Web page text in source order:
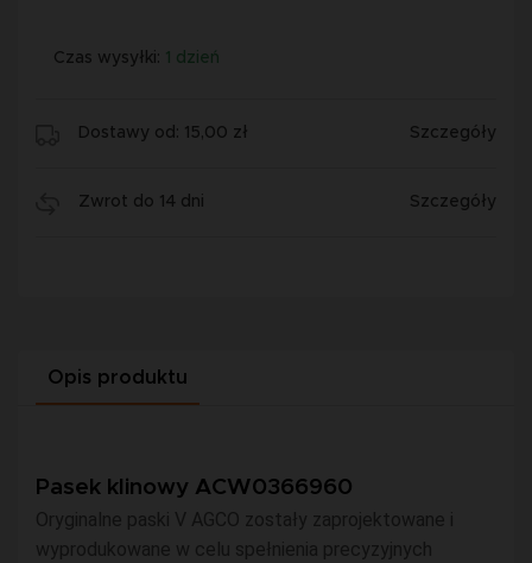
Czas wysyłki: 1 dzień
Dostawy od: 15,00 zł Szczegóły
Zwrot do 14 dni Szczegóły
Opis produktu
Pasek klinowy ACW0366960
Oryginalne paski V AGCO zostały zaprojektowane i
wyprodukowane w celu spełnienia precyzyjnych